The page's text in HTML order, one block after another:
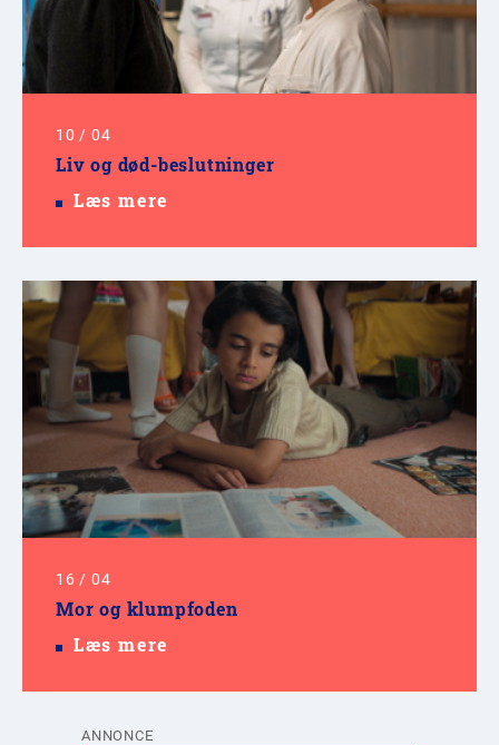
10 / 04
Liv og død-beslutninger
Læs mere
16 / 04
Mor og klumpfoden
Læs mere
ANNONCE